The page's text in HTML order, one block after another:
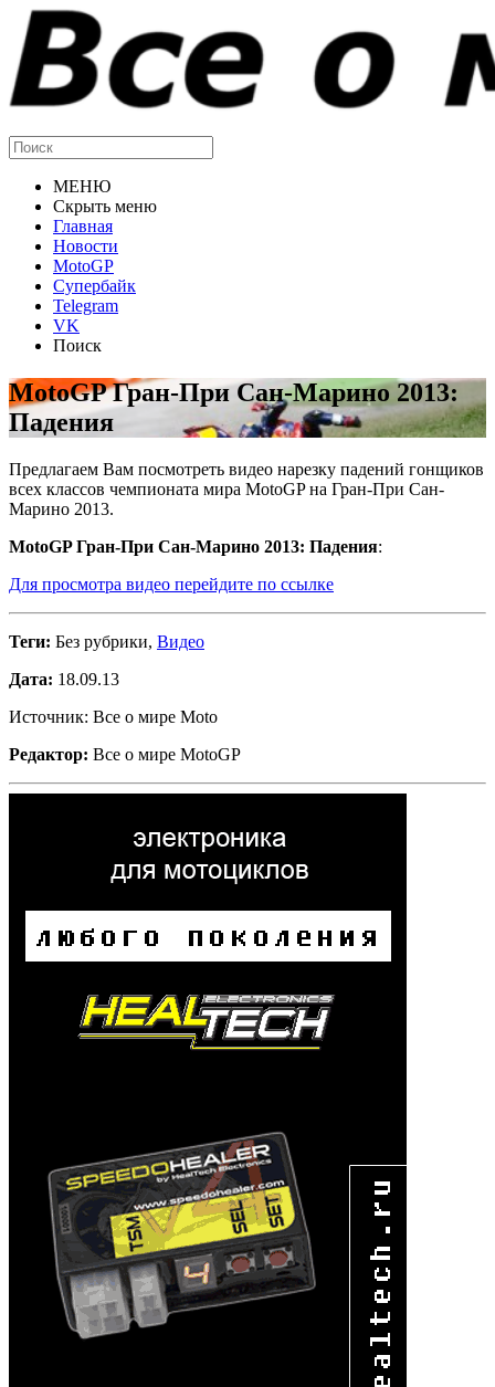
МЕНЮ
Скрыть меню
Главная
Новости
MotoGP
Супербайк
Telegram
VK
Поиск
MotoGP Гран-При Сан-Марино 2013:
Падения
Предлагаем Вам посмотреть видео нарезку падений гонщиков
всех классов чемпионата мира MotoGP на Гран-При Сан-
Марино 2013.
MotoGP Гран-При Сан-Марино 2013: Падения:
Для просмотра видео перейдите по ссылке
Теги: Без рубрики, Видео
Дата: 18.09.13
Источник: Все о мире Moto
Редактор: Все о мире MotoGP